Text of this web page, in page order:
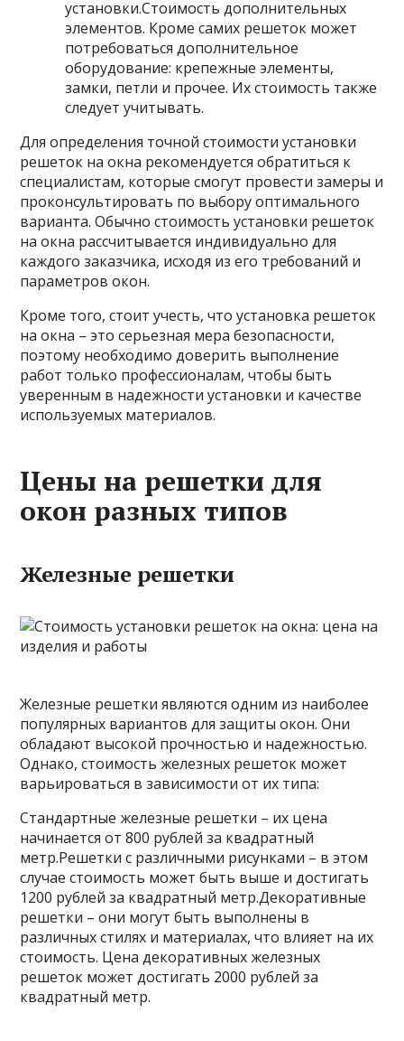
установки.Стоимость дополнительных
элементов. Кроме самих решеток может
потребоваться дополнительное
оборудование: крепежные элементы,
замки, петли и прочее. Их стоимость также
следует учитывать.
Для определения точной стоимости установки
решеток на окна рекомендуется обратиться к
специалистам, которые смогут провести замеры и
проконсультировать по выбору оптимального
варианта. Обычно стоимость установки решеток
на окна рассчитывается индивидуально для
каждого заказчика, исходя из его требований и
параметров окон.
Кроме того, стоит учесть, что установка решеток
на окна – это серьезная мера безопасности,
поэтому необходимо доверить выполнение
работ только профессионалам, чтобы быть
уверенным в надежности установки и качестве
используемых материалов.
Цены на решетки для
окон разных типов
Железные решетки
Железные решетки являются одним из наиболее
популярных вариантов для защиты окон. Они
обладают высокой прочностью и надежностью.
Однако, стоимость железных решеток может
варьироваться в зависимости от их типа:
Стандартные железные решетки – их цена
начинается от 800 рублей за квадратный
метр.Решетки с различными рисунками – в этом
случае стоимость может быть выше и достигать
1200 рублей за квадратный метр.Декоративные
решетки – они могут быть выполнены в
различных стилях и материалах, что влияет на их
стоимость. Цена декоративных железных
решеток может достигать 2000 рублей за
квадратный метр.